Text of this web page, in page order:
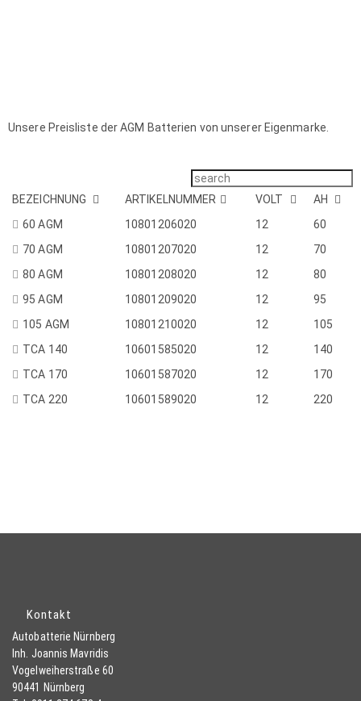
Unsere Preisliste der AGM Batterien von unserer Eigenmarke.
BEZEICHNUNG ARTIKELNUMMER VOLT
AH
60 AGM
10801206020 12
60
70 AGM
10801207020 12
70
80 AGM
10801208020 12
80
95 AGM
10801209020 12
95
105 AGM
10801210020 12
105
TCA 140
10601585020 12
140
TCA 170
10601587020 12
170
TCA 220
10601589020 12 220
Kontakt
Autobatterie Nürnberg
Inh. Joannis Mavridis
Vogelweiherstraße 60
90441 Nürnberg